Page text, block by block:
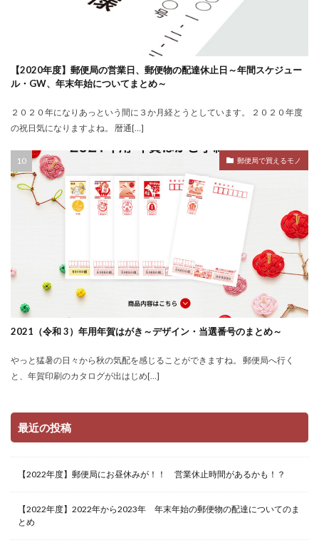
【2020年度】郵便局の営業日、郵便物の配達休止日～年間スケジュー
ル・GW、年末年始についてまとめ～
２０２０年になりあっという間に３か月経とうとしています。 ２０２０年度
の祝日気になりますよね。 暦通[…]
郵便局で買えるモノ
2021（令和 3）年用年賀はがき～デザイン・当選番号のまとめ～
やっと猛暑の日々から秋の気配を感じることができますね。 郵便局へ行く
と、年賀印刷のカタログが出はじめ[…]
最近の投稿
【2022年度】郵便局にお昼休みが！！ 営業休止時間があるかも！？
【2022年度】2022年から2023年 年末年始の郵便物の配達についてのま
とめ